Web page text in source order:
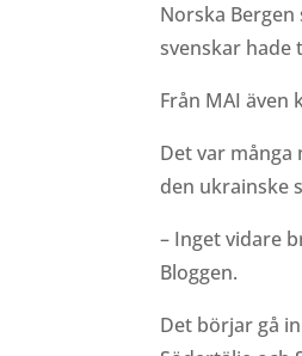
Norska
svenskar hade
Från MAI även
Det var många
den ukrainske
– Inget vidare
Bloggen.
Det börjar gå